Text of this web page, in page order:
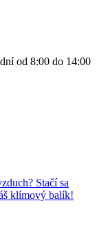
od 8:00 do 14:00
Stačí sa
klímový balík!